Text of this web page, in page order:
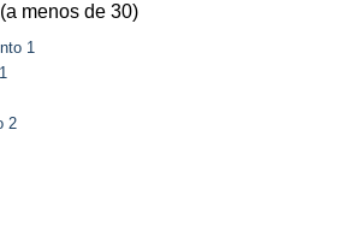
menos de 30)
1
2